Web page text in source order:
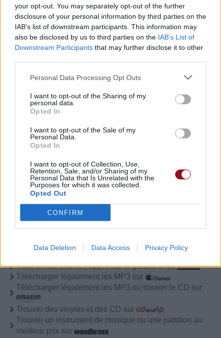
your opt-out. You may separately opt-out of the further
disclosure of your personal information by third parties on the
IAB’s list of downstream participants. This information may
also be disclosed by us to third parties on the IAB’s List of
Downstream Participants that may further disclose it to other
Personal Data Processing Opt Outs
I want to opt-out of the Sharing of my
personal data.
Opted In
I want to opt-out of the Sale of my
Personal Data.
Opted In
I want to opt-out of Collection, Use,
Retention, Sale, and/or Sharing of my
Personal Data that Is Unrelated with the
Purposes for which it was collected.
Opted Out
CONFIRM
Data Deletion Data Access Privacy Policy
Albums : Saint Asonia
Paroles + Traduction Téléchargement
Vidéos
Commentaires
Pour prolonger le plaisir musical :
Vous aimez chanter, apprenez la guitare chez
Télécharger légalement les MP3 sur
Télécharger légalement les MP3 ou trouver le CD sur
Trouver des vinyles et des CD sur
Trouver un instrument de musique ou une partition au
meilleur prix sur